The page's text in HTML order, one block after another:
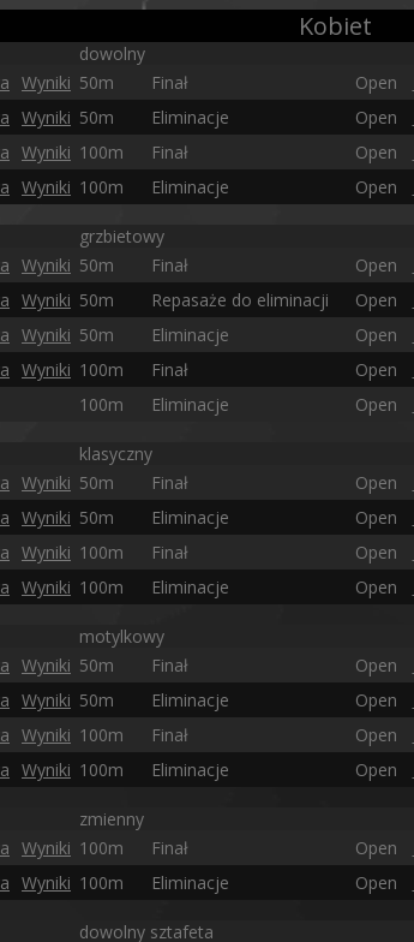
Kobiet
dowolny
Wyniki 50m Finał Open
Wyniki 50m Eliminacje Open
Wyniki 100m Finał Open
Wyniki 100m Eliminacje Open
grzbietowy
Wyniki 50m Finał Open
Wyniki 50m Repasaże do eliminacji Open
Wyniki 50m Eliminacje Open
Wyniki 100m Finał Open
100m
Eliminacje Open
klasyczny
Wyniki 50m Finał Open
Wyniki 50m Eliminacje Open
Wyniki 100m Finał Open
Wyniki 100m Eliminacje Open
motylkowy
Wyniki 50m Finał Open
Wyniki 50m Eliminacje Open
Wyniki 100m Finał Open
Wyniki 100m Eliminacje Open
zmienny
Wyniki 100m Finał Open
Wyniki 100m Eliminacje Open
dowolny sztafeta